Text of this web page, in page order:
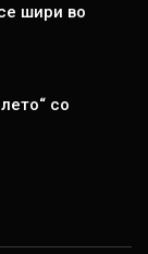
шири во
со